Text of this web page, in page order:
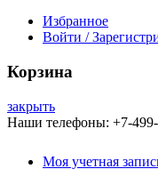
Избранное
Войти /
Корзина
закрыть
Наши телефоны: +7-
Моя учетная